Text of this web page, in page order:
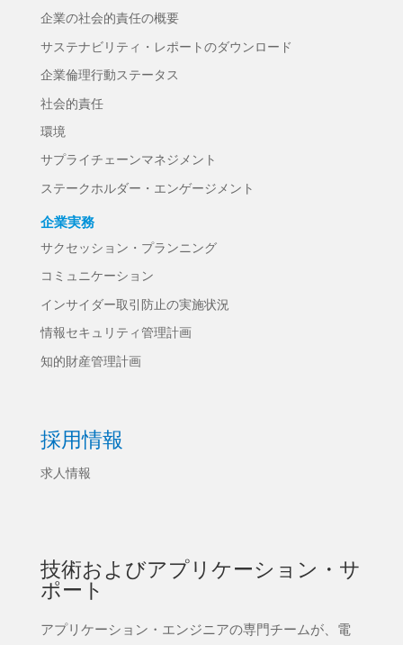
企業の社会的責任の概要
サステナビリティ・レポートのダウンロード
企業倫理行動ステータス
社会的責任
環境
サプライチェーンマネジメント
ステークホルダー・エンゲージメント
企業実務
サクセッション・プランニング
コミュニケーション
インサイダー取引防止の実施状況
情報セキュリティ管理計画
知的財産管理計画
採用情報
求人情報
技術およびアプリケーション・サ
ポート
アプリケーション・エンジニアの専門チームが、電